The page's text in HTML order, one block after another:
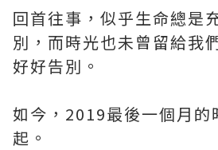
回首往事，似乎生命總是
別，而時光也未曾留給我
好好告別。
如今，2019最後一個月的
起。